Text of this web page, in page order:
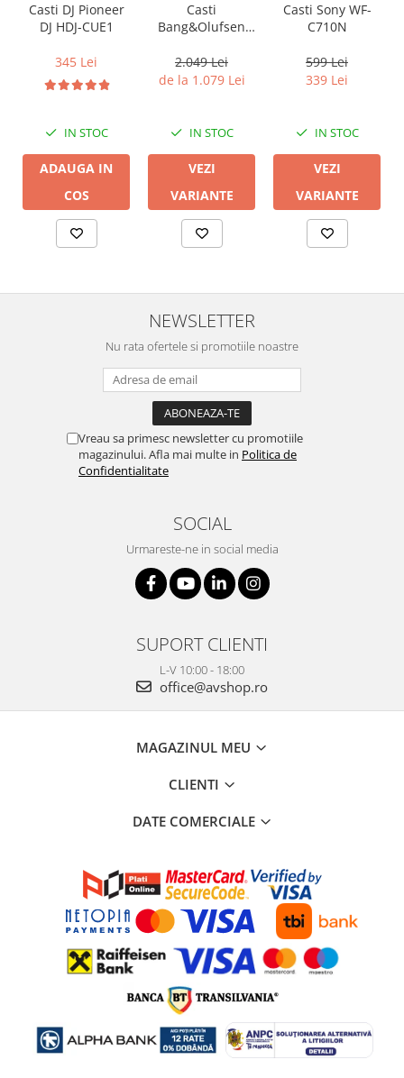
Casti DJ Pioneer
DJ HDJ-CUE1
345 Lei
IN STOC
ADAUGA IN
COS
Casti
Bang&Olufsen
2.049 Lei
de la 1.079 Lei
IN STOC
VEZI
VARIANTE
Casti Sony WF-
C710N
599 Lei
339 Lei
IN STOC
VEZI
VARIANTE
NEWSLETTER
Nu rata ofertele si promotiile noastre
Vreau sa primesc newsletter cu promotiile
magazinului. Afla mai multe in Politica de
Confidentialitate
SOCIAL
Urmareste-ne in social media
SUPORT CLIENTI
L-V 10:00 - 18:00
office@avshop.ro
MAGAZINUL MEU
CLIENTI
DATE COMERCIALE